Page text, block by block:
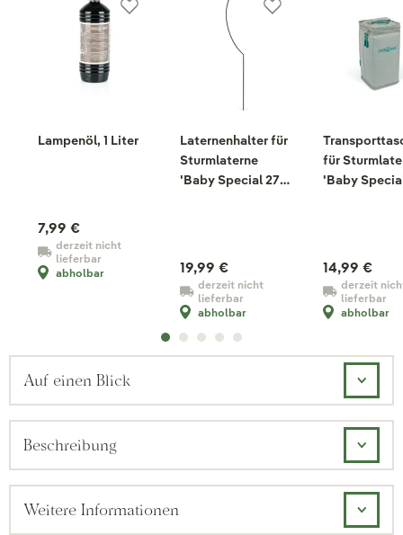
Lampenöl, 1 Liter
7,99 €
derzeit nicht
lieferbar
abholbar
Laternenhalter für
Sturmlaterne
'Baby Special 276',
19,99 €
derzeit nicht
lieferbar
abholbar
für
'Baby
14,99 €
derzeit
lieferbar
abholbar
Auf einen Blick
Beschreibung
Weitere Informationen